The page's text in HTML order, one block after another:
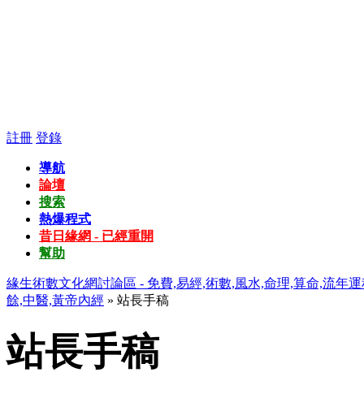
註冊 登錄
導航
論壇
搜索
熱爆程式
昔日緣網 - 已經重開
幫助
緣生術數文化網討論區 - 免費,易經,術數,風水,命理,算命,流年
餘,中醫,黃帝內經 » 站長手稿
站長手稿